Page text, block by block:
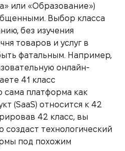
или «Образование»)
Выбор класса
без изучения
товаров и услуг в
фатальным. Например,
онлайн-
41 класс
сама платформа как
(SaaS) относится к 42
42 класс, вы
создаст технологический
под похожим